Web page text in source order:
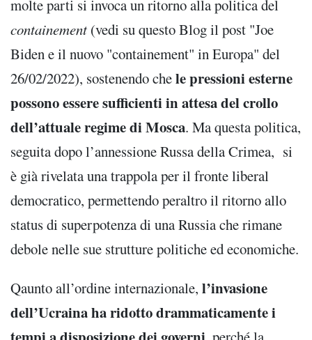
molte parti si invoca un ritorno alla politica del
containement (vedi su questo Blog il post "Joe
Biden e il nuovo "containement" in Europa" del
26/02/2022), sostenendo chele pressioni esterne
possono essere sufficienti in attesa del crollo
dell’attuale regime di Mosca. Ma questa politica,
seguita dopo l’annessione Russa della Crimea, si
è già rivelata una trappola per il fronte liberal
democratico, permettendo peraltro il ritorno allo
status di superpotenza di una Russia che rimane
debole nelle sue strutture politiche ed economiche.
Qaunto all’ordine internazionale, l’invasione
dell’Ucraina ha ridotto drammaticamente i